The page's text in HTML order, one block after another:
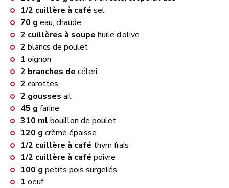
1/2 cuillère à café sel
70 g eau, chaude
2 cuillères à soupe huile d’olive
2 blancs de poulet
1 oignon
2 branches de céleri
2 carottes
2 gousses ail
45 g farine
310 ml bouillon de poulet
120 g crème épaisse
1/2 cuillère à café thym frais
1/2 cuillère à café poivre
100 g petits pois surgelés
1 oeuf